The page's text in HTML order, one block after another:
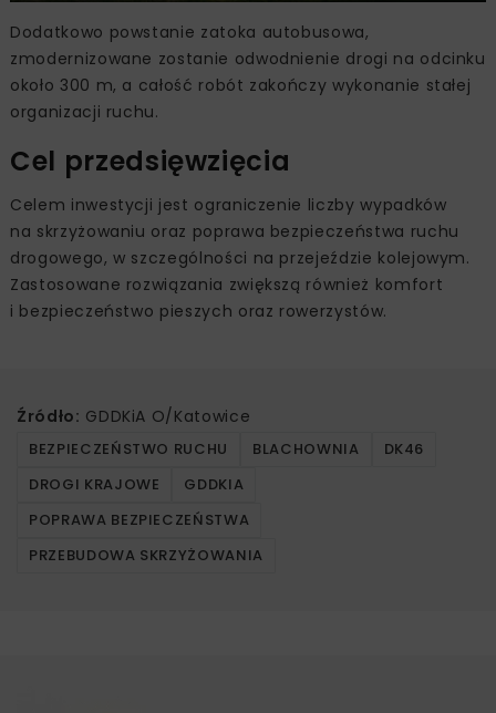
Dodatkowo powstanie zatoka autobusowa,
zmodernizowane zostanie odwodnienie drogi na odcinku
około 300 m, a całość robót zakończy wykonanie stałej
organizacji ruchu.
Cel przedsięwzięcia
Celem inwestycji jest ograniczenie liczby wypadków
na skrzyżowaniu oraz poprawa bezpieczeństwa ruchu
drogowego, w szczególności na przejeździe kolejowym.
Zastosowane rozwiązania zwiększą również komfort
i bezpieczeństwo pieszych oraz rowerzystów.
Źródło: GDDKiA O/Katowice
BEZPIECZEŃSTWO RUCHU BLACHOWNIA
DK46
DROGI KRAJOWE
GDDKIA
POPRAWA BEZPIECZEŃSTWA
PRZEBUDOWA SKRZYŻOWANIA